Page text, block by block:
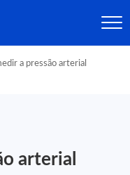
a pressão arterial
arterial